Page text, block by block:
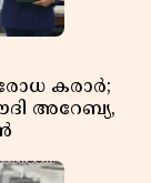
കരാർ;
അറേബ്യ,